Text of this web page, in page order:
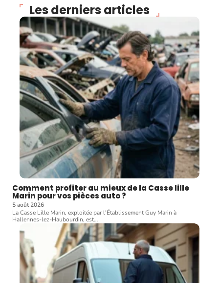
Les derniers articles
Comment profiter au mieux de la Casse lille
Marin pour vos pièces auto ?
5 août 2026
La Casse Lille Marin, exploitée par l'Établissement Guy Marin à
Hallennes-lez-Haubourdin, est…